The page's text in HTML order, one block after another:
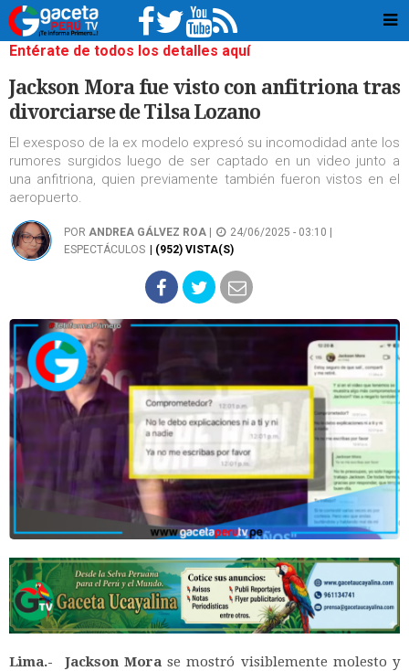
Entérate de todos los detalles aquí
Jackson Mora fue visto con anfitriona tras
divorciarse de Tilsa Lozano
El exesposo de la ex modelo expresó su incomodidad ante los
rumores surgidos luego de ser captado en un video junto a
una anfitriona, quien previamente también fueron vistos en el
aeropuerto.
POR ANDREA GÁLVEZ ROA
24/06/2025 - 03:10 |
ESPECTÁCULOS
| (952) VISTA(S)
Lima.- Jackson Morase mostró visiblemente molesto y